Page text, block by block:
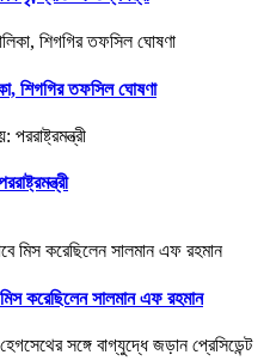
শিগগির তফসিল ঘোষণা
করেছিলেন সালমান এফ রহমান